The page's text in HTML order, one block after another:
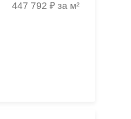
447 792 ₽ за м²